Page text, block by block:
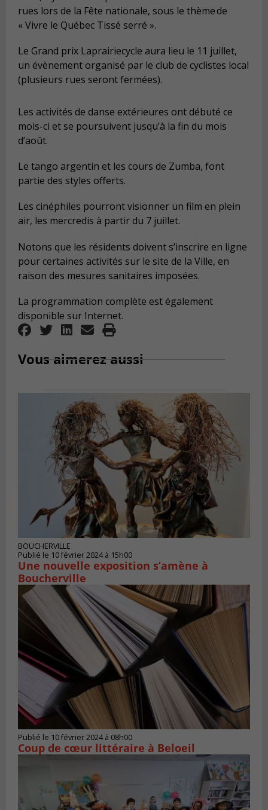
rues lors de la Fête nationale, sous le thème de
« Vivre le Québec Tissé serré ».
Le Grand prix Laprairiecycle aura lieu le 11 juillet,
un évènement organisé par le club de cyclistes local
(plusieurs rues seront fermées).
Les activités de danse extérieures ont débuté ce
mois-ci et se poursuivent jusqu’à la fin du mois
d’août.
Le tango argentin et les cours de Zumba, font
partie des styles offerts.
Les cinéphiles pourront visionner un film en plein
air, les mercredis à partir du 7 juillet.
Notons que les résidents doivent s’inscrire en ligne
pour certaines activités sur le site de la Ville, en
raison des mesures sanitaires imposées.
La programmation complète est également
disponible sur Internet.
Vous aimerez aussi
BOUCHERVILLE
Publié le 10 février 2024 à 15h00
Une nouvelle exposition s’amène à
Boucherville
Publié le 10 février 2024 à 08h00
Coup de cœur littéraire à Beloeil